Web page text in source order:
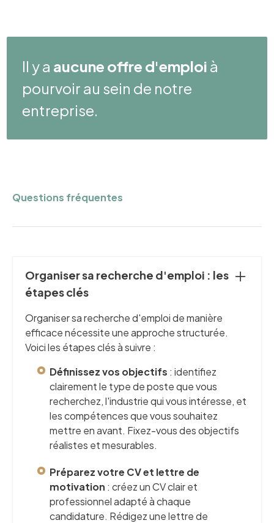
Il y a aucune offre d'emploi à
pourvoir au sein de notre
entreprise.
Questions fréquentes
Organiser sa recherche d'emploi : les
étapes clés
Organiser sa recherche d'emploi de manière
efficace nécessite une approche structurée.
Voici les étapes clés à suivre :
Définissez vos objectifs : identifiez
clairement le type de poste que vous
recherchez, l'industrie qui vous intéresse, et
les compétences que vous souhaitez
mettre en avant. Fixez-vous des objectifs
réalistes et mesurables.
Préparez votre CV et lettre de
motivation : créez un CV clair et
professionnel adapté à chaque
candidature. Rédigez une lettre de